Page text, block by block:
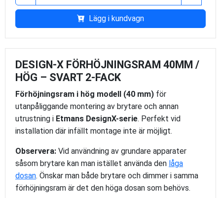
Lägg i kundvagn
DESIGN-X FÖRHÖJNINGSRAM 40MM /
HÖG – SVART 2-FACK
Förhöjningsram i hög modell (40 mm) för
utanpåliggande montering av brytare och annan
utrustning i Etmans DesignX-serie. Perfekt vid
installation där infällt montage inte är möjligt.
Observera: Vid användning av grundare apparater
såsom brytare kan man istället använda den låga
dosan. Önskar man både brytare och dimmer i samma
förhöjningsram är det den höga dosan som behövs.